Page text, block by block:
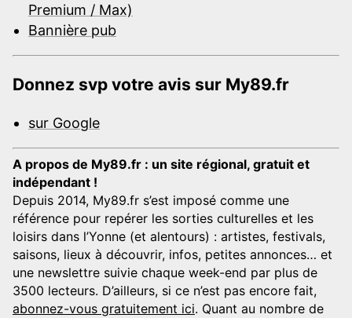
Premium / Max)
Bannière pub
Donnez svp votre avis sur My89.fr
sur Google
A propos de My89.fr : un site régional, gratuit et
indépendant !
Depuis 2014, My89.fr s’est imposé comme une
référence pour repérer les sorties culturelles et les
loisirs dans l’Yonne (et alentours) : artistes, festivals,
saisons, lieux à découvrir, infos, petites annonces… et
une newslettre suivie chaque week-end par plus de
3500 lecteurs. D’ailleurs, si ce n’est pas encore fait,
abonnez-vous gratuitement ici. Quant au nombre de